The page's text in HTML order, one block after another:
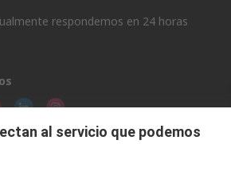
respondemos en 24 horas
al servicio que podemos